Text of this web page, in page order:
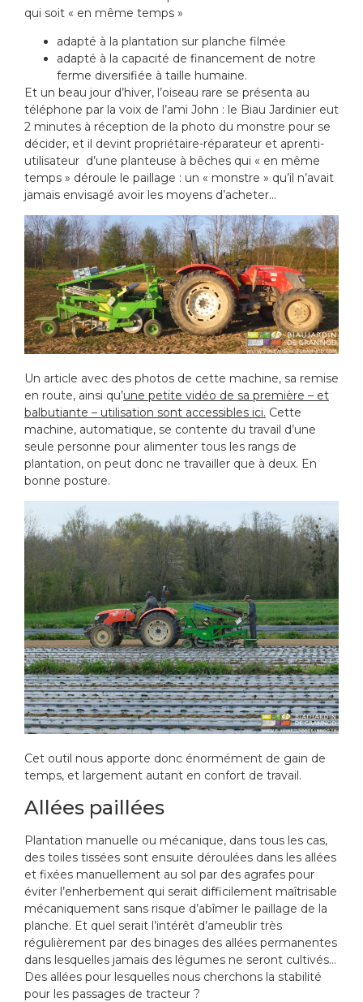
qui soit « en même temps »
adapté à la plantation sur planche filmée
adapté à la capacité de financement de notre
ferme diversifiée à taille humaine.
Et un beau jour d’hiver, l’oiseau rare se présenta au
téléphone par la voix de l’ami John : le Biau Jardinier eut
2 minutes à réception de la photo du monstre pour se
décider, et il devint propriétaire-réparateur et aprenti-
utilisateur d’une planteuse à bêches qui « en même
temps » déroule le paillage : un « monstre » qu’il n’avait
jamais envisagé avoir les moyens d’acheter…
Un article avec des photos de cette machine, sa remise
en route, ainsi qu’une petite vidéo de sa première – et
balbutiante – utilisation sont accessibles ici. Cette
machine, automatique, se contente du travail d’une
seule personne pour alimenter tous les rangs de
plantation, on peut donc ne travailler que à deux. En
bonne posture.
Cet outil nous apporte donc énormément de gain de
temps, et largement autant en confort de travail.
Allées paillées
Plantation manuelle ou mécanique, dans tous les cas,
des toiles tissées sont ensuite déroulées dans les allées
et fixées manuellement au sol par des agrafes pour
éviter l’enherbement qui serait difficilement maîtrisable
mécaniquement sans risque d’abîmer le paillage de la
planche. Et quel serait l’intérêt d’ameublir très
régulièrement par des binages des allées permanentes
dans lesquelles jamais des légumes ne seront cultivés…
Des allées pour lesquelles nous cherchons la stabilité
pour les passages de tracteur ?